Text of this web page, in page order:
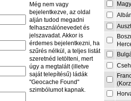
Még nem vagy
bejelentkezve, az oldal
alján tudod megadni
felhasználónevedet és
jelszavadat. Akkor is
érdemes bejelentkezni, ha
szűrés nélkül, a teljes listát
szeretnéd letölteni, mert
úgy a megtalált (illetve
saját telepítésű) ládák
"Geocache Found"
szimbólumot kapnak.